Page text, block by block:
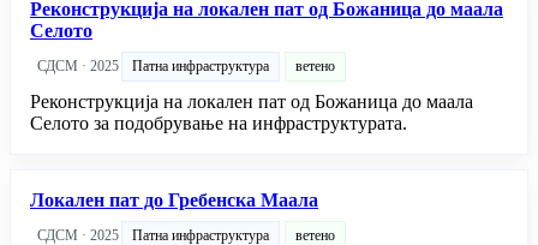
Реконструкција на локален пат од Божаница до маала
Селото
СДСМ · 2025 Патна инфраструктура ветено
Реконструкција на локален пат од Божаница до маала
Селото за подобрување на инфраструктурата.
Локален пат до Гребенска Маала
СДСМ · 2025 Патна инфраструктура ветено